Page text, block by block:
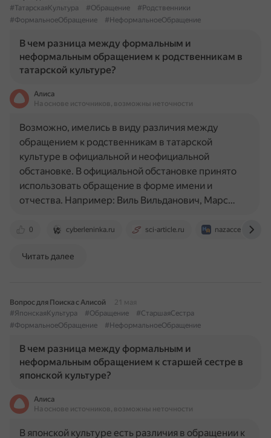
#ТатарскаяКультура
#Обращение
#Родственники
#ФормальноеОбращение
#НеформальноеОбращение
В чем разница между формальным и
неформальным обращением к родственникам в
татарской культуре?
Алиса
На основе источников, возможны неточности
0 cyberleninka.ru sci-article.ru nazaccent.ru
Возможно, имелись в виду различия между
обращением к родственникам в татарской
культуре в официальной и неофициальной
обстановке. В официальной обстановке принято
использовать обращение в форме имени и
отчества. Например: Виль Вильданович, Марс…
Читать далее
Вопрос для Поиска с Алисой
21 мая
#ЯпонскаяКультура
#Обращение
#СтаршаяСестра
#ФормальноеОбращение
#НеформальноеОбращение
В чем разница между формальным и
неформальным обращением к старшей сестре в
японской культуре?
Алиса
На основе источников, возможны неточности
В японской культуре есть различия в обращении к